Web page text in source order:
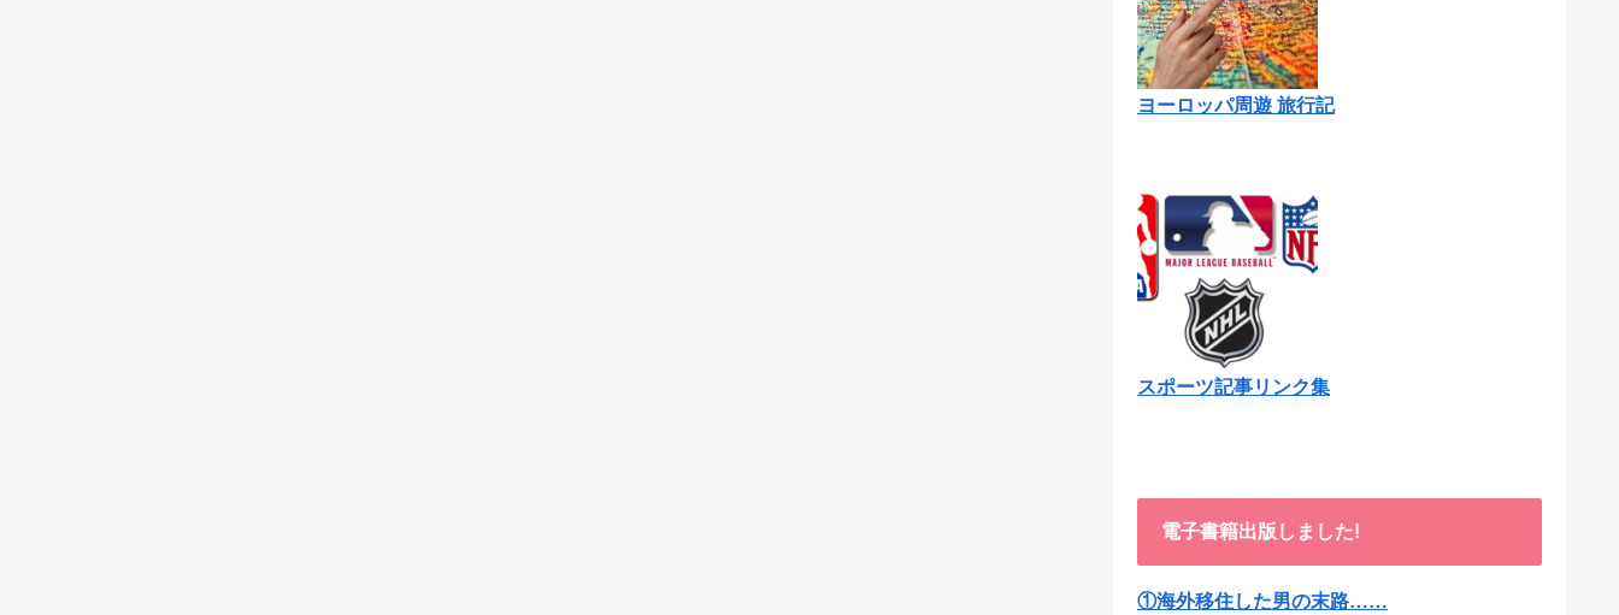
ヨーロッパ周遊 旅行記
スポーツ記事リンク集
電子書籍出版しました!
①海外移住した男の末路……